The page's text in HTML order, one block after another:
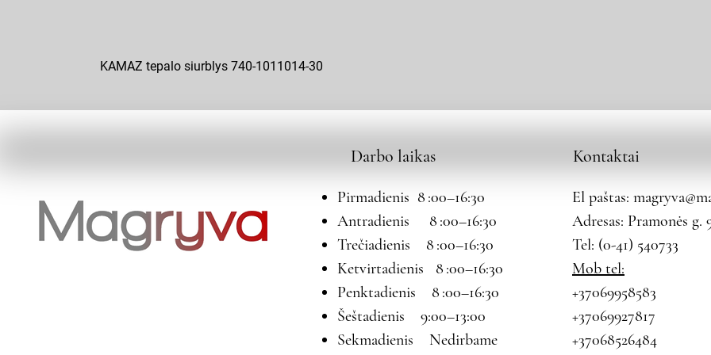
KAMAZ tepalo siurblys 740-1011014-30
Darbo laikas
Pirmadienis 8 :00–16:30
Antradienis 8 :00–16:30
Trečiadienis 8 :00–16:30
Ketvirtadienis 8 :00–16:30
Penktadienis 8 :00–16:30
Šeštadienis 9:00–13:00
Sekmadienis Nedirbame
Kontaktai
El paštas:
Adresas: Pramonės g.
Tel: (0-41) 540733
Mob tel:
+37069958583
+37069927817
+37068526484